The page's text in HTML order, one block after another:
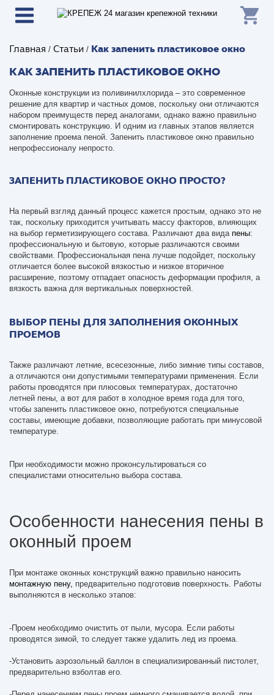
Главная / Статьи / Как запенить пластиковое окно
КАК ЗАПЕНИТЬ ПЛАСТИКОВОЕ ОКНО
Оконные конструкции из поливинилхлорида – это современное
решение для квартир и частных домов, поскольку они отличаются
набором преимуществ перед аналогами, однако важно правильно
смонтировать конструкцию. И одним из главных этапов является
заполнение проема пеной. Запенить пластиковое окно правильно
непрофессионалу непросто.
ЗАПЕНИТЬ ПЛАСТИКОВОЕ ОКНО ПРОСТО?
На первый взгляд данный процесс кажется простым, однако это не
так, поскольку приходится учитывать массу факторов, влияющих
на выбор герметизирующего состава. Различают два вида пены:
профессиональную и бытовую, которые различаются своими
свойствами. Профессиональная пена лучше подойдет, поскольку
отличается более высокой вязкостью и низкое вторичное
расширение, поэтому отпадает опасность деформации профиля, а
вязкость важна для вертикальных поверхностей.
ВЫБОР ПЕНЫ ДЛЯ ЗАПОЛНЕНИЯ ОКОННЫХ
ПРОЕМОВ
Также различают летние, всесезонные, либо зимние типы составов,
а отличаются они допустимыми температурами применения. Если
работы проводятся при плюсовых температурах, достаточно
летней пены, а вот для работ в холодное время года для того,
чтобы запенить пластиковое окно, потребуются специальные
составы, имеющие добавки, позволяющие работать при минусовой
температуре.
При необходимости можно проконсультироваться со
специалистами относительно выбора состава.
Особенности нанесения пены в
оконный проем
При монтаже оконных конструкций важно правильно наносить
монтажную пену, предварительно подготовив поверхность. Работы
выполняются в несколько этапов:
-Проем необходимо очистить от пыли, мусора. Если работы
проводятся зимой, то следует также удалить лед из проема.
-Установить аэрозольный баллон в специализированный пистолет,
предварительно взболтав его.